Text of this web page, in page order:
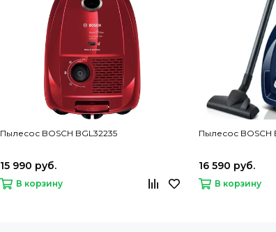
Пылесос BOSCH BGL32235
15 990 руб.
В корзину
Пылесос BOSCH
16 590 руб.
В корзину